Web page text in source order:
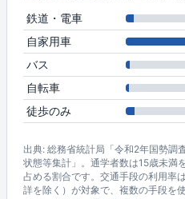
鉄道・電車
自家用車
バス
自転車
徒歩のみ
出典: 総務省統計局「令和2年国勢調
状態等集計」。通学者数は15歳未満
占める割合です。交通手段の利用率
詳を除く）が対象で、複数の手段を